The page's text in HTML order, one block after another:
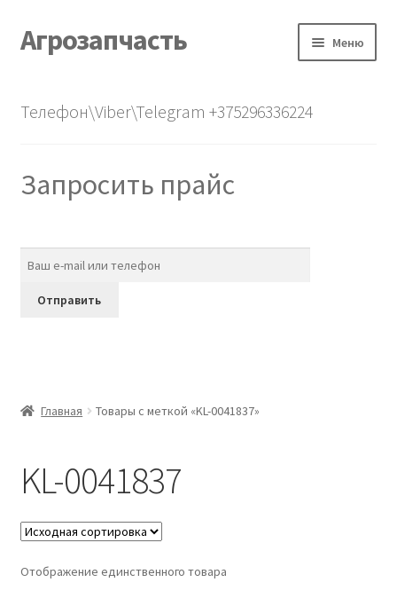
Перейти
к
Перейти
к
Агрозапчасть Меню
О нас
Телефон\Viber\Telegram +375296336224
Запросить прайс
Главная Товары с меткой «KL-0041837»
KL-0041837
Отображение единственного товара